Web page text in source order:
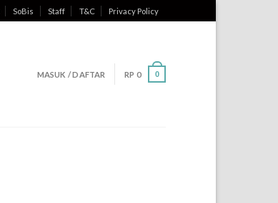
SoBis Staff T&C Privacy Policy
MASUK / DAFTAR RP 0 0